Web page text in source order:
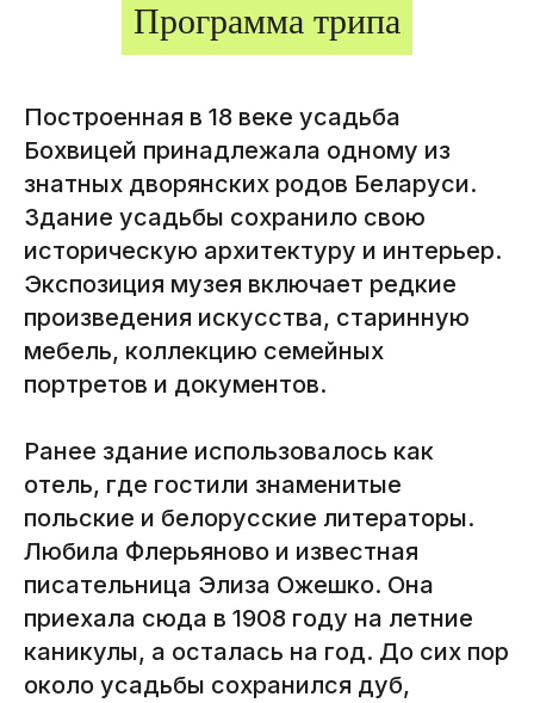
Программа трипа
Построенная в 18 веке усадьба
Бохвицей принадлежала одному из
знатных дворянских родов Беларуси.
Здание усадьбы сохранило свою
историческую архитектуру и интерьер.
Экспозиция музея включает редкие
произведения искусства, старинную
мебель, коллекцию семейных
портретов и документов.
Ранее здание использовалось как
отель, где гостили знаменитые
польские и белорусские литераторы.
Любила Флерьяново и известная
писательница Элиза Ожешко. Она
приехала сюда в 1908 году на летние
каникулы, а осталась на год. До сих пор
около усадьбы сохранился дуб,